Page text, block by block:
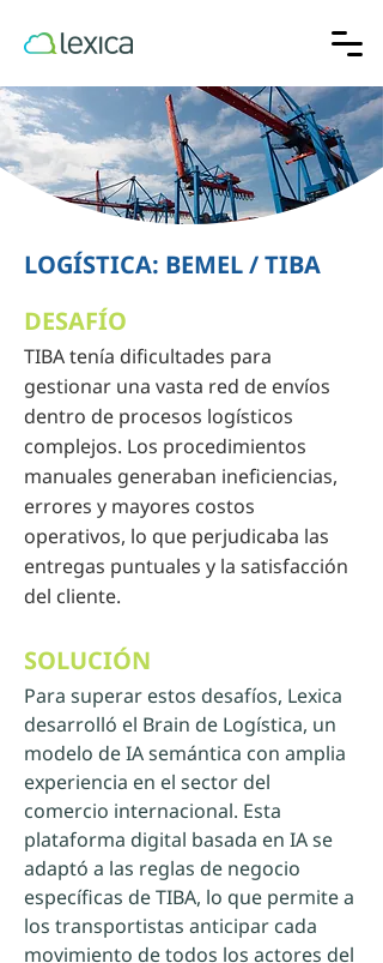
LOGÍSTICA: BEMEL / TIBA
DESAFÍO
TIBA tenía dificultades para
gestionar una vasta red de envíos
dentro de procesos logísticos
complejos. Los procedimientos
manuales generaban ineficiencias,
errores y mayores costos
operativos, lo que perjudicaba las
entregas puntuales y la satisfacción
del cliente.
SOLUCIÓN
Para superar estos desafíos, Lexica
desarrolló el Brain de Logística, un
modelo de IA semántica con amplia
experiencia en el sector del
comercio internacional. Esta
plataforma digital basada en IA se
adaptó a las reglas de negocio
específicas de TIBA, lo que permite a
los transportistas anticipar cada
movimiento de todos los actores del